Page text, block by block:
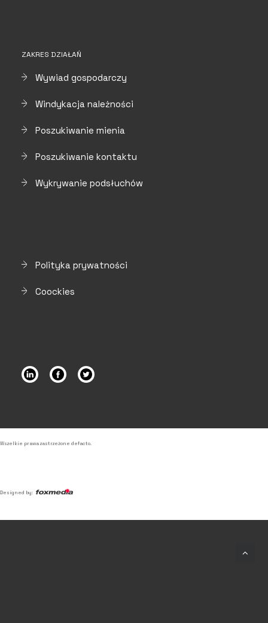
ZAKRES DZIAŁAŃ
Wywiad gospodarczy
Windykacja należności
Poszukiwanie mienia
Poszukiwanie kontaktu
Wykrywanie podsłuchów
Polityka prywatności
Coockies
Wszelkie prawa zastrzeżone defacto.
Designed by: